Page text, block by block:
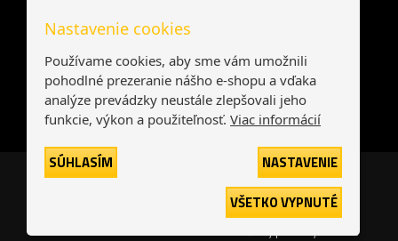
Slovensko
© 2026 interNETmania SK s.r.o. Všetky práva vyhradené
Nastavenie cookies
Používame cookies, aby sme vám umožnili
pohodlné prezeranie nášho e-shopu a vďaka
analýze prevádzky neustále zlepšovali jeho
funkcie, výkon a použiteľnosť. Viac informácií
SÚHLASÍM
NASTAVENIE
VŠETKO VYPNUTÉ